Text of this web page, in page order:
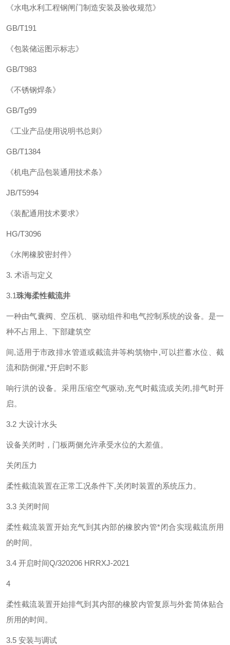
《水电水利工程钢闸门制造安装及验收规范》
GB/T191
《包装储运图示标志》
GB/T983
《不锈钢焊条》
GB/Tg99
《工业产品使用说明书总则》
GB/T1384
《机电产品包装通用技术条》
JB/T5994
《装配通用技术要求》
HG/T3096
《水闸橡胶密封件》
3. 术语与定义
3.1珠海柔性截流井
一种由气囊阀、空压机、驱动组件和电气控制系统的设备。是一
种不占用上、下部建筑空
间,适用于市政排水管道或截流井等构筑物中,可以拦蓄水位、截
流和防倒灌,*开启时不影
响行洪的设备。采用压缩空气驱动,充气时截流或关闭,排气时开
启。
3.2 大设计水头
设备关闭时，门板两侧允许承受水位的大差值。
关闭压力
柔性截流装置在正常工况条件下,关闭时装置的系统压力。
3.3 关闭时间
柔性截流装置开始充气到其内部的橡胶内管*闭合实现截流所用
的时间。
3.4 开启时间Q/320206 HRRXJ-2021
4
柔性截流装置开始排气到其内部的橡胶内管复原与外套简体贴合
所用的时间。
3.5 安装与调试